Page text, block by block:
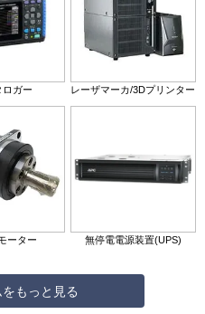
ロガー レーザマーカ/3Dプリンター
ーター 無停電電源装置(UPS)
もっと見る